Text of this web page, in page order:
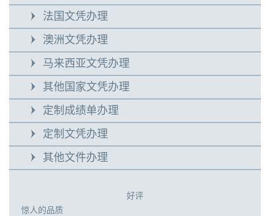
法国文凭办理
澳洲文凭办理
马来西亚文凭办理
其他国家文凭办理
定制成绩单办理
定制文凭办理
其他文件办理
好评
惊人的品质